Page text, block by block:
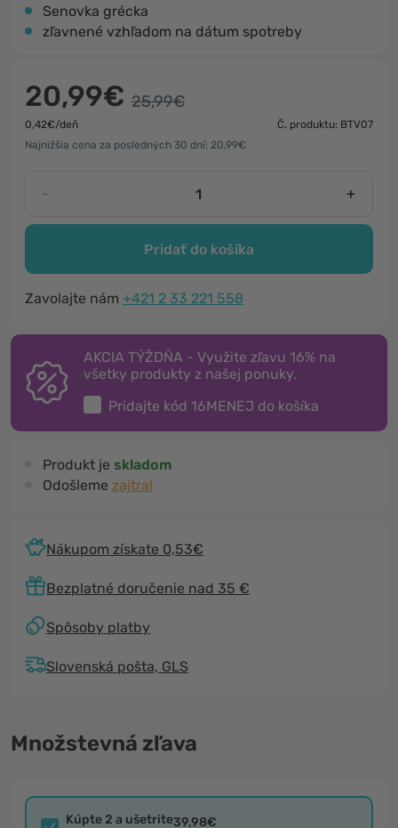
Senovka grécka
zľavnené vzhľadom na dátum spotreby
20,99€ 25,99€
0,42€/deň
Č. produktu: BTV07
Najnižšia cena za posledných 30 dní: 20,99€
- +
Pridať do košíka
Zavolajte nám +421 2 33 221 558
AKCIA TÝŽDŇA - Využite zľavu 16% na
všetky produkty z našej ponuky.
Pridajte kód 16MENEJ do košíka
Produkt je skladom
Odošleme zajtra!
Nákupom získate 0,53€
Bezplatné doručenie nad 35 €
Spôsoby platby
Slovenská pošta, GLS
Množstevná zľava
Kúpte 2 a ušetrite39,98€